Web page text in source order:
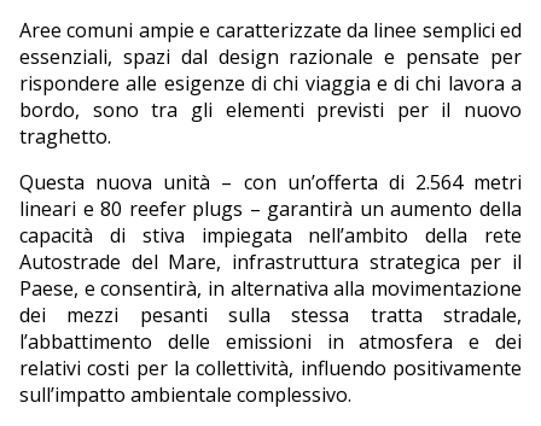
Aree comuni ampie e caratterizzate da linee semplici ed
essenziali, spazi dal design razionale e pensate per
rispondere alle esigenze di chi viaggia e di chi lavora a
bordo, sono tra gli elementi previsti per il nuovo
traghetto.
Questa nuova unità – con un’offerta di 2.564 metri
lineari e 80 reefer plugs – garantirà un aumento della
capacità di stiva impiegata nell’ambito della rete
Autostrade del Mare, infrastruttura strategica per il
Paese, e consentirà, in alternativa alla movimentazione
dei mezzi pesanti sulla stessa tratta stradale,
l’abbattimento delle emissioni in atmosfera e dei
relativi costi per la collettività, influendo positivamente
sull’impatto ambientale complessivo.